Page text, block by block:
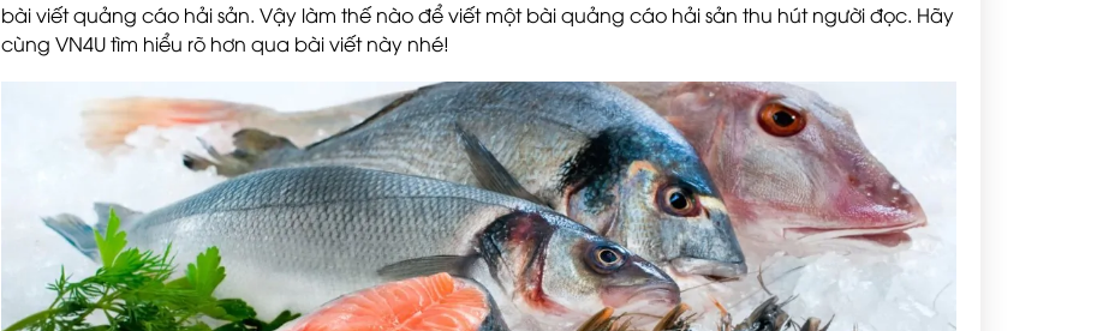
bài viết quảng cáo hải sản. Vậy làm thế nào để viết một bài quảng cáo hải sản thu hút người đọc. Hãy
cùng VN4U tìm hiểu rõ hơn qua bài viết này nhé!